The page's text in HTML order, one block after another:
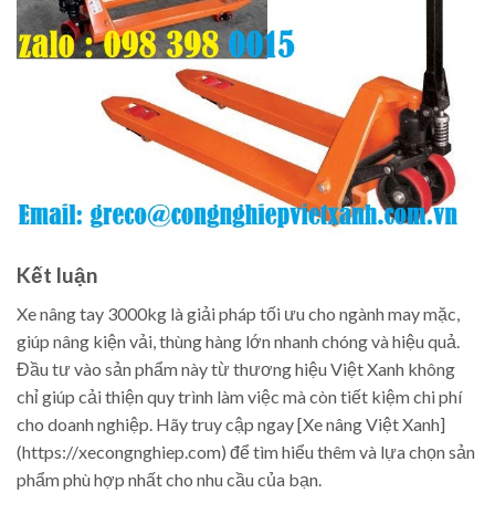
Kết luận
Xe nâng tay 3000kg là giải pháp tối ưu cho ngành may mặc,
giúp nâng kiện vải, thùng hàng lớn nhanh chóng và hiệu quả.
Đầu tư vào sản phẩm này từ thương hiệu Việt Xanh không
chỉ giúp cải thiện quy trình làm việc mà còn tiết kiệm chi phí
cho doanh nghiệp. Hãy truy cập ngay [Xe nâng Việt Xanh]
(https://xecongnghiep.com) để tìm hiểu thêm và lựa chọn sản
phẩm phù hợp nhất cho nhu cầu của bạn.